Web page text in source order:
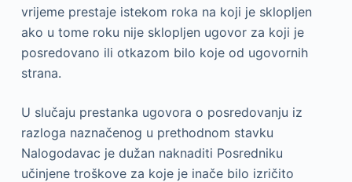
vrijeme prestaje istekom roka na koji je sklopljen
ako u tome roku nije sklopljen ugovor za koji je
posredovano ili otkazom bilo koje od ugovornih
strana.
U slučaju prestanka ugovora o posredovanju iz
razloga naznačenog u prethodnom stavku
Nalogodavac je dužan naknaditi Posredniku
učinjene troškove za koje je inače bilo izričito